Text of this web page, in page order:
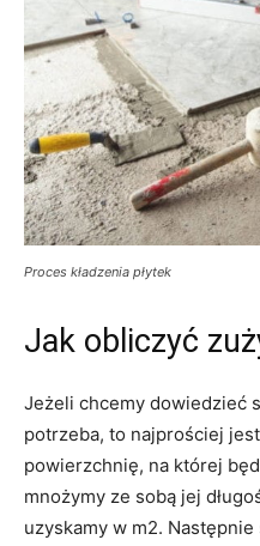
Proces kładzenia płytek
Jak obliczyć
Jeżeli chcemy dowiedzieć
potrzeba, to najprościej
powierzchnię, na której
mnożymy ze sobą jej
uzyskamy w m2.